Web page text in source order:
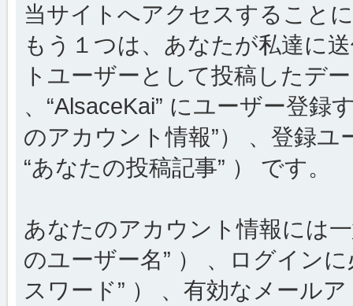
当サイトへアクセスすること
もう１つは、あなたが私達に
トユーザーとして投稿したデ
、“AlsaceKai” にユーザー登録
のアカウント情報”） 、登録
“あなたの投稿記事” ） です。
あなたのアカウント情報には
のユーザー名” ） 、ログイン
スワード” ） 、有効なメール